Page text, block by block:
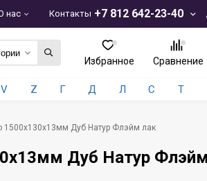
+7 812 642-23-40
нас Контакты
Избранное Сравнение
V Z Г Д Л С Т
1500х130х13мм Дуб Натур Флэйм лак
Дуб Натур